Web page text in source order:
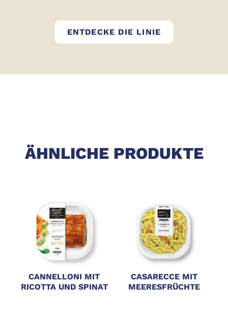
ENTDECKE DIE LINIE
ÄHNLICHE PRODUKTE
CANNELLONI MIT
RICOTTA UND SPINAT
CASARECCE MIT
MEERESFRÜCHTE